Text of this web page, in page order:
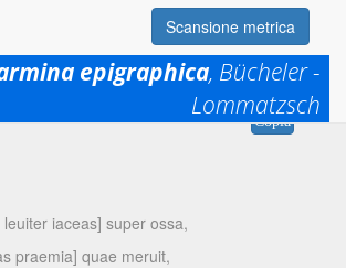
Scansione metrica
epigraphica, Bücheler -
Lommatzsch
https://www.mqdq.it/textsce/CE|ce|2114 Copia
iaceas] super ossa,
praemia] quae meruit,